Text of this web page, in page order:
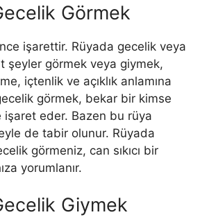
Görmek
işarettir. Rüyada gecelik veya
şeyler görmek veya giymek,
içtenlik ve açıklık anla­mına
görmek, bekar bir kimse
işaret eder. Bazen bu rüya
de tabir olunur. Rüyada
görmeniz, can sıkıcı bir
yorumlanır.
Giymek